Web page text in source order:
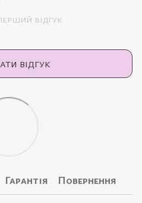
відгук
відгук
Гарантія Повернення